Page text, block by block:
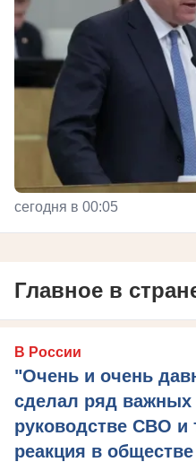
сегодня в 00:05
Главное в
В России
"Очень и очень
сделал ряд важных
руководстве СВО
реакция в обществе